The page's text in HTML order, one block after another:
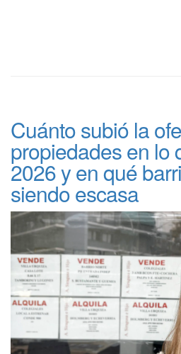
Cuánto subió la
propiedades en lo
2026 y en qué
siendo escasa